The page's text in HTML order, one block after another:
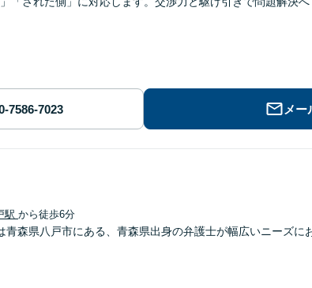
メー
駅 から徒歩6分
青森県八戸市にある、青森県出身の弁護士が幅広いニーズに